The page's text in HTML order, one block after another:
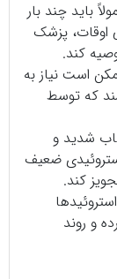
باید چند بار
اوقات، پزشک
کند.
است نیاز به
که توسط
شدید و
ضعیف
تجویز کند.
و روند